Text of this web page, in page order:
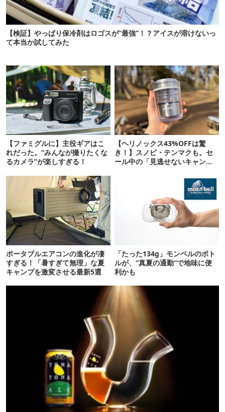
【検証】やっぱり保冷剤はロゴスが“最強”！？アイスが溶けないっ
て本当か試してみた
【ファミグルに】主役ギアはこ
れだった。“みんなが撮りたくな
るカメラ”が楽しすぎる！
【ヘリノックス43%OFFは驚
き！】スノピ・テンマクも。セ
ール中の「見逃せないキャンプ
ポータブルエアコンの進化が凄
すぎる！「暑すぎて無理」な夏
キャンプを激変させる最新5選
「たった134g」モンベルのボト
ルが、“真夏の通勤”で地味に便
利かも